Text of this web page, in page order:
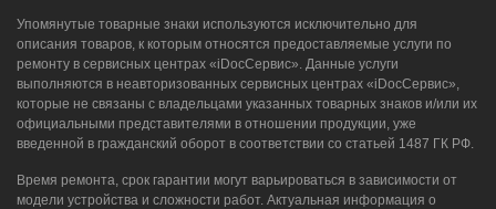
Упомянутые товарные знаки используются исключительно для
описания товаров, к которым относятся предоставляемые услуги по
ремонту в сервисных центрах «iDocСервис». Данные услуги
выполняются в неавторизованных сервисных центрах «iDocСервис»,
которые не связаны с владельцами указанных товарных знаков и/или их
официальными представителями в отношении продукции, уже
введенной в гражданский оборот в соответствии со статьей 1487 ГК РФ.
Время ремонта, срок гарантии могут варьироваться в зависимости от
модели устройства и сложности работ. Актуальная информация о